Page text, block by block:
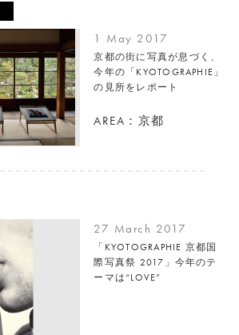
1 May 2017
京都の街に写真が息づく、
今年の「KYOTOGRAPHIE」
の見所をレポート
AREA：京都
27 March 2017
「KYOTOGRAPHIE 京都国
際写真祭 2017」今年のテ
ーマは“LOVE”